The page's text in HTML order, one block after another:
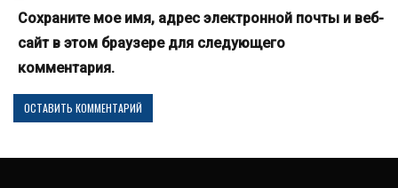
Сохраните мое имя, адрес электронной почты и веб-
сайт в этом браузере для следующего
комментария.